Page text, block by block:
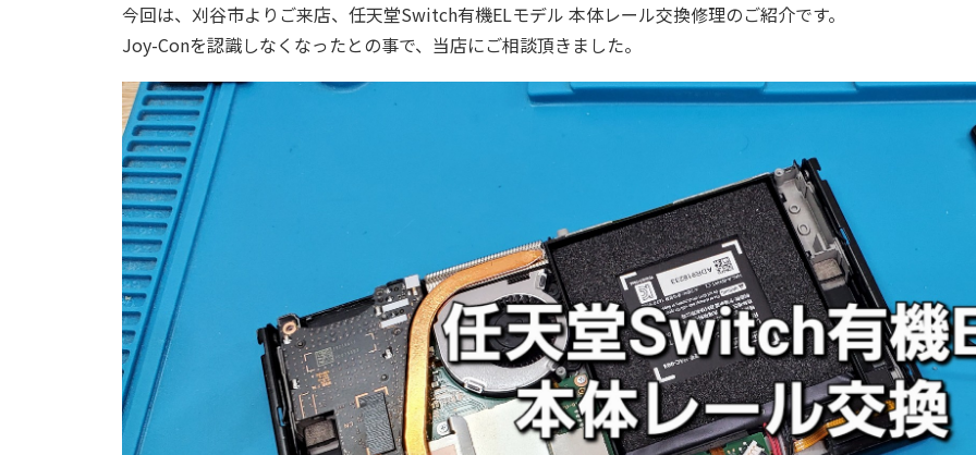
今回は、刈谷市よりご来店、任天堂Switch有機ELモデル 本体レール交換修理のご紹介です。
Joy-Conを認識しなくなったとの事で、当店にご相談頂きました。